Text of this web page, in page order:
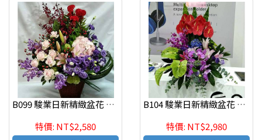
B099 駿業日新精緻盆花 慶祝榮陞、開幕喬遷、參展成功
特價: NT$2,580
B104 駿業日新精緻盆花 慶祝榮陞、開幕喬遷、參展成功
特價: NT$2,980